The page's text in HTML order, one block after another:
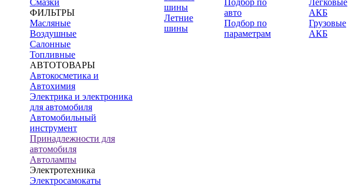
ФИЛЬТРЫ
Масляные
Воздушные
Салонные
Топливные
АВТОТОВАРЫ
Автокосметика и
Автохимия
Электрика и электроника
для автомобиля
Автомобильный
инструмент
Принадлежности для
автомобиля
Автолампы
Электротехника
Электросамокаты
шины
Летние
шины
авто
Подбор по
параметрам
АКБ
Грузовые
АКБ